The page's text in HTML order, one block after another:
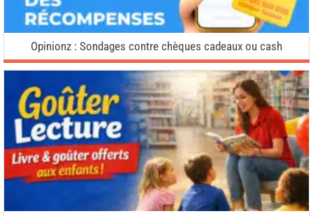
Opinionz : Sondages contre chèques cadeaux ou cash